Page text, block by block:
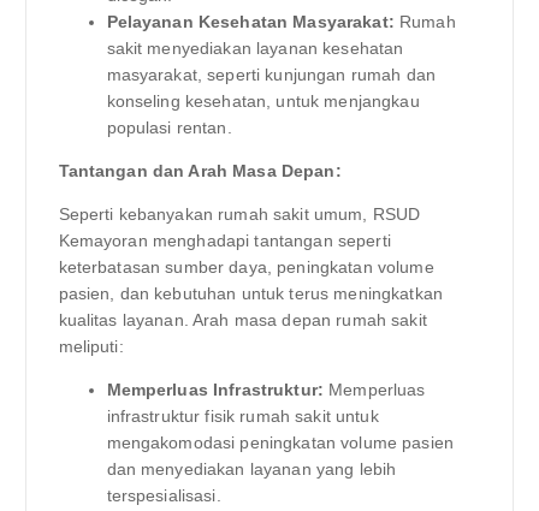
Pelayanan Kesehatan Masyarakat: Rumah
sakit menyediakan layanan kesehatan
masyarakat, seperti kunjungan rumah dan
konseling kesehatan, untuk menjangkau
populasi rentan.
Tantangan dan Arah Masa Depan:
Seperti kebanyakan rumah sakit umum, RSUD
Kemayoran menghadapi tantangan seperti
keterbatasan sumber daya, peningkatan volume
pasien, dan kebutuhan untuk terus meningkatkan
kualitas layanan. Arah masa depan rumah sakit
meliputi:
Memperluas Infrastruktur: Memperluas
infrastruktur fisik rumah sakit untuk
mengakomodasi peningkatan volume pasien
dan menyediakan layanan yang lebih
terspesialisasi.